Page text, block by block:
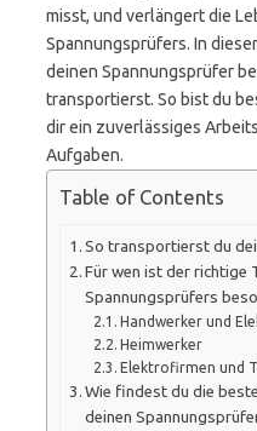
misst, und verlängert die
Spannungsprüfers. In
deinen Spannungsprüfer
transportierst. So bist du
dir ein zuverlässiges
Aufgaben.
Table of Contents
So transportierst du
Für wen ist der richtige
Spannungsprüfers
Handwerker und
Heimwerker
Elektrofirmen und
Wie findest du die
deinen